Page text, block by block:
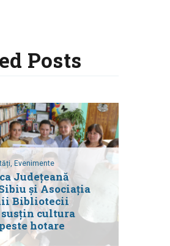
Posts
Evenimente
Județeană
și Asociația
Bibliotecii
susțin cultura
hotare